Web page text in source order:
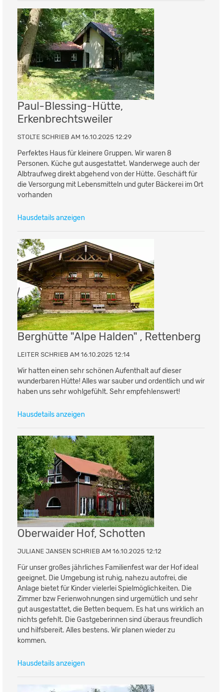
Paul-Blessing-Hütte,
Erkenbrechtsweiler
STOLTE SCHRIEB AM 16.10.2025 12:29
Perfektes Haus für kleinere Gruppen. Wir waren 8
Personen. Küche gut ausgestattet. Wanderwege auch der
Albtraufweg direkt abgehend von der Hütte. Geschäft für
die Versorgung mit Lebensmitteln und guter Bäckerei im Ort
vorhanden
Hausdetails anzeigen
Berghütte "Alpe Halden" , Rettenberg
LEITER SCHRIEB AM 16.10.2025 12:14
Wir hatten einen sehr schönen Aufenthalt auf dieser
wunderbaren Hütte! Alles war sauber und ordentlich und wir
haben uns sehr wohlgefühlt. Sehr empfehlenswert!
Hausdetails anzeigen
Oberwaider Hof, Schotten
JULIANE JANSEN SCHRIEB AM 16.10.2025 12:12
Für unser großes jährliches Familienfest war der Hof ideal
geeignet. Die Umgebung ist ruhig, nahezu autofrei, die
Anlage bietet für Kinder vielerlei Spielmöglichkeiten. Die
Zimmer bzw Ferienwohnungen sind urgemütlich und sehr
gut ausgestattet, die Betten bequem. Es hat uns wirklich an
nichts gefehlt. Die Gastgeberinnen sind überaus freundlich
und hilfsbereit. Alles bestens. Wir planen wieder zu
kommen.
Hausdetails anzeigen